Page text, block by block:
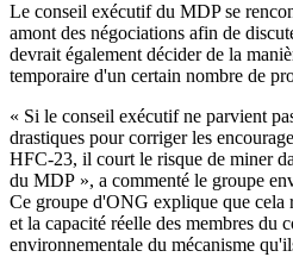
Le conseil exécutif du MDP se
amont des négociations afin de
devrait également décider de la
temporaire d'un certain nombre de
« Si le conseil exécutif ne parvient
drastiques pour corriger les
HFC-23, il court le risque de miner
du MDP », a commenté le groupe
Ce groupe d'ONG explique que cela
et la capacité réelle des membres du
environnementale du mécanisme